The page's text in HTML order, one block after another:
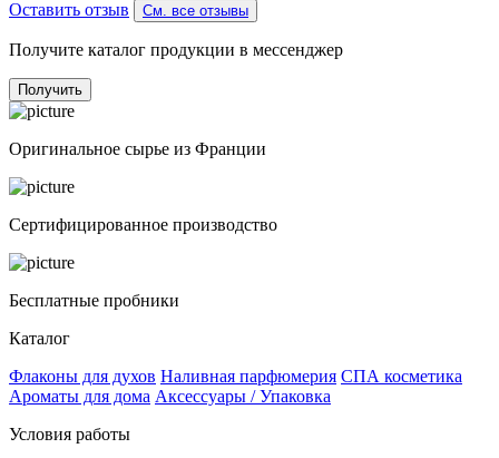
Оставить отзыв См. все отзывы
Получите каталог продукции в мессенджер
Получить
Оригинальное сырье из Франции
Сертифицированное производство
Бесплатные пробники
Каталог
Флаконы для духов Наливная парфюмерия СПА косметика
Ароматы для дома Аксессуары / Упаковка
Условия работы